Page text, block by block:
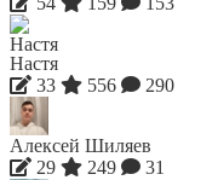
Настя
33
556 290
Алексей Шиляев
29
249 31